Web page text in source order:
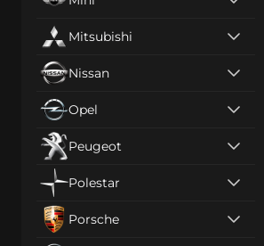
Mitsubishi
Nissan
Opel
Peugeot
Polestar
Porsche